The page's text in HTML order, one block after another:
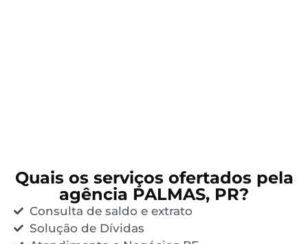
Quais os serviços ofertados pela
agência PALMAS, PR?
Consulta de saldo e extrato
Solução de Dívidas